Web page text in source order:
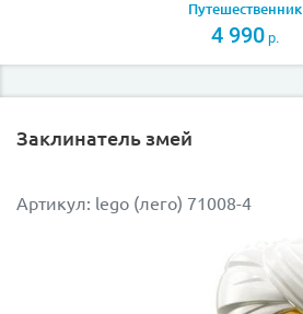
Путешественник
4 990р.
Заклинатель змей
Артикул: lego (лего) 71008-4